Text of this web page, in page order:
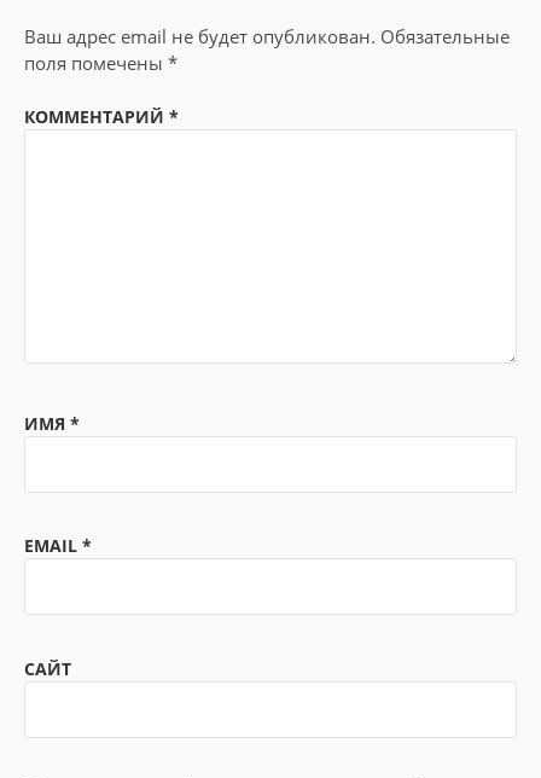
Ваш адрес email не будет опубликован. Обязательные
поля помечены *
КОММЕНТАРИЙ *
ИМЯ *
EMAIL *
САЙТ